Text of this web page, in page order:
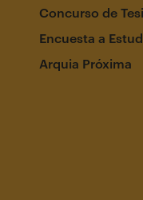
Concurso de
Encuesta a
Arquia Próxima